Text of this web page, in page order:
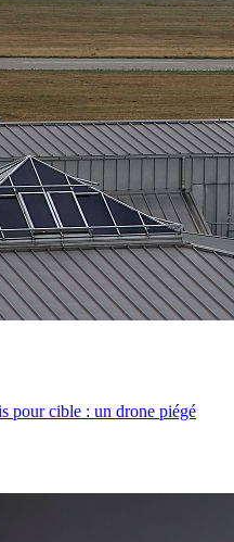
pour cible : un drone piégé